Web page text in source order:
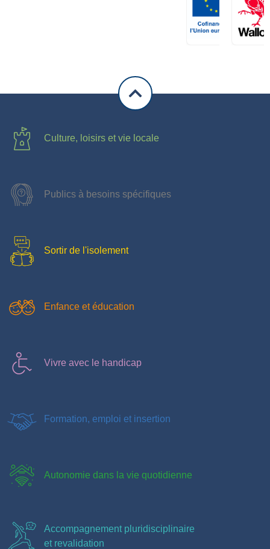
Culture, loisirs et vie locale
Publics à besoins spécifiques
Sortir de l'isolement
Enfance et éducation
Vivre avec le handicap
Formation, emploi et insertion
Autonomie dans la vie quotidienne
Accompagnement pluridisciplinaire
et revalidation